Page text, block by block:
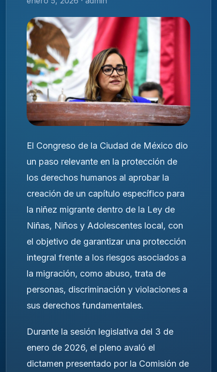
El Congreso de la Ciudad de México dio
un paso relevante en la protección de
los derechos humanos al aprobar la
creación de un capítulo específico para
la niñez migrante dentro de la Ley de
Niñas, Niños y Adolescentes local, con
el objetivo de garantizar una protección
integral frente a los riesgos asociados a
la migración, como abuso, trata de
personas, discriminación y violaciones a
sus derechos fundamentales.
Durante la sesión legislativa del 3 de
enero de 2026, el pleno avaló el
dictamen presentado por la Comisión de